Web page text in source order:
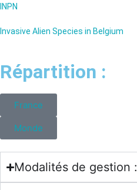
INPN
Invasive Alien Species in Belgium
Répartition :
France
Monde
Modalités de gestion :